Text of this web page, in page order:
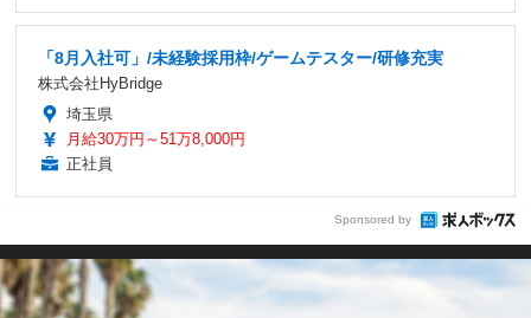
「8月入社可」/未経験採用枠/ゲームテスター/研修充実
株式会社HyBridge
埼玉県
月給30万円～51万8,000円
正社員
Sponsored by